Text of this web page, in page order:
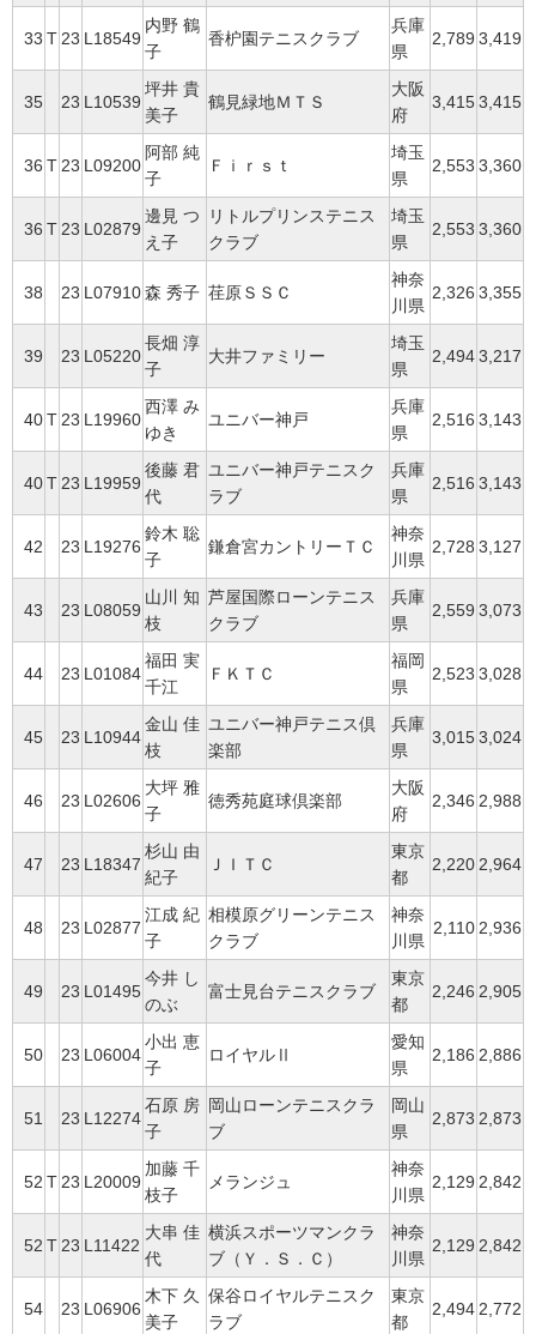
33 T 23 L18549
内野 鶴
子
香枦園テニスクラブ
兵庫
県
2,789 3,419
35 23 L10539
坪井 貴
美子
鶴見緑地ＭＴＳ
大阪
府
3,4153,415
36 T 23 L09200
阿部 純
子
Ｆｉｒｓｔ
埼玉
県
2,553 3,360
36 T 23 L02879
邊見 つ
え子
リトルプリンステニス
クラブ
埼玉
県
2,553 3,360
38 23 L07910森 秀子 荏原ＳＳＣ
神奈
川県
2,326 3,355
39 23 L05220
長畑 淳
子
大井ファミリー
埼玉
県
2,4943,217
40T 23 L19960
西澤 み
ゆき
ユニバー神戸
兵庫
県
2,516 3,143
40T 23 L19959
後藤 君
代
ユニバー神戸テニスク
ラブ
兵庫
県
2,516 3,143
42 23 L19276
鈴木 聡
子
鎌倉宮カントリーＴＣ
神奈
川県
2,728 3,127
43 23 L08059
山川 知
枝
芦屋国際ローンテニス
クラブ
兵庫
県
2,559 3,073
44 23 L01084
福田 実
千江
ＦＫＴＣ
福岡
県
2,523 3,028
45 23 L10944
金山 佳
枝
ユニバー神戸テニス倶
楽部
兵庫
県
3,0153,024
46 23 L02606
大坪 雅
子
徳秀苑庭球倶楽部
大阪
府
2,346 2,988
47 23 L18347
杉山 由
紀子
ＪＩＴＣ
東京
都
2,220 2,964
48 23 L02877
江成 紀
子
相模原グリーンテニス
クラブ
神奈
川県
2,110 2,936
49 23 L01495
今井 し
のぶ
富士見台テニスクラブ
東京
都
2,246 2,905
50 23 L06004
小出 恵
子
ロイヤルⅡ
愛知
県
2,186 2,886
51 23 L12274
石原 房
子
岡山ローンテニスクラ
ブ
岡山
県
2,873 2,873
52 T 23 L20009
加藤 千
枝子
メランジュ
神奈
川県
2,129 2,842
52 T 23 L11422
大串 佳
代
横浜スポーツマンクラ
ブ（Ｙ．Ｓ．Ｃ）
神奈
川県
2,129 2,842
54 23 L06906
木下 久
美子
保谷ロイヤルテニスク
ラブ
東京
都
2,494 2,772